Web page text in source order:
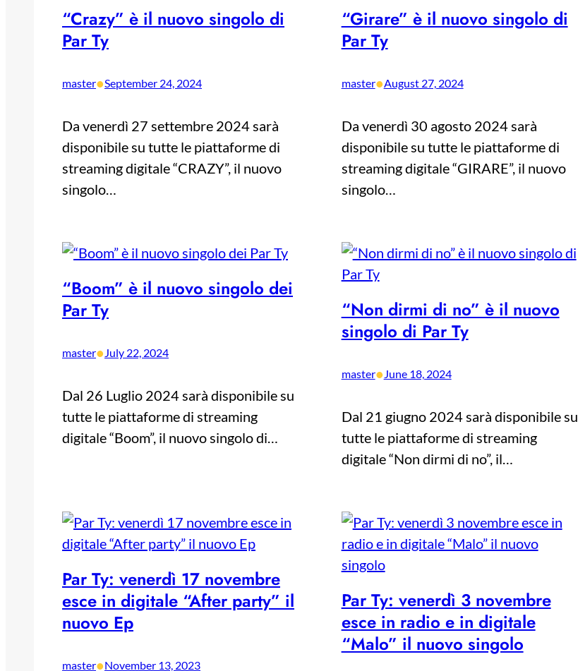
“Crazy” è il nuovo singolo di
Par Ty
master•September 24, 2024
Da venerdì 27 settembre 2024 sarà
disponibile su tutte le piattaforme di
streaming digitale “CRAZY”, il nuovo
singolo…
“Girare” è il nuovo singolo di
Par Ty
master•August 27, 2024
Da venerdì 30 agosto 2024 sarà
disponibile su tutte le piattaforme di
streaming digitale “GIRARE”, il nuovo
singolo…
“Boom” è il nuovo singolo dei
Par Ty
master•July 22, 2024
Dal 26 Luglio 2024 sarà disponibile su
tutte le piattaforme di streaming
digitale “Boom”, il nuovo singolo di…
“Non dirmi di no” è il nuovo
singolo di Par Ty
master•June 18, 2024
Dal 21 giugno 2024 sarà disponibile su
tutte le piattaforme di streaming
digitale “Non dirmi di no”, il…
Par Ty: venerdì 17 novembre
esce in digitale “After party” il
nuovo Ep
master•November 13, 2023
Par Ty: venerdì 3 novembre
esce in radio e in digitale
“Malo” il nuovo singolo